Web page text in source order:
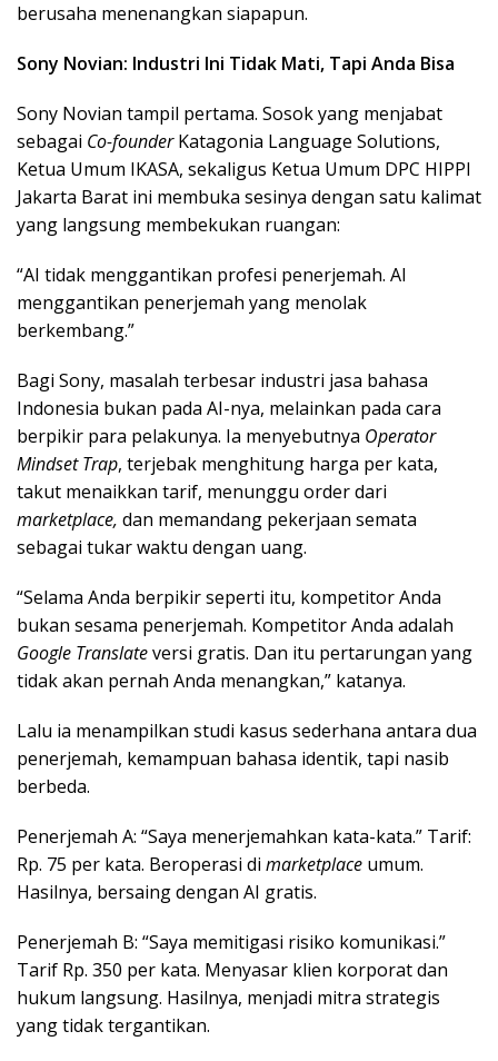
berusaha menenangkan siapapun.
Sony Novian: Industri Ini Tidak Mati, Tapi Anda Bisa
Sony Novian tampil pertama. Sosok yang menjabat
sebagai Co-founderKatagonia Language Solutions,
Ketua Umum IKASA, sekaligus Ketua Umum DPC HIPPI
Jakarta Barat ini membuka sesinya dengan satu kalimat
yang langsung membekukan ruangan:
“AI tidak menggantikan profesi penerjemah. AI
menggantikan penerjemah yang menolak
berkembang.”
Bagi Sony, masalah terbesar industri jasa bahasa
Indonesia bukan pada AI-nya, melainkan pada cara
berpikir para pelakunya. Ia menyebutnya Operator
Mindset Trap, terjebak menghitung harga per kata,
takut menaikkan tarif, menunggu order dari
marketplace, dan memandang pekerjaan semata
sebagai tukar waktu dengan uang.
“Selama Anda berpikir seperti itu, kompetitor Anda
bukan sesama penerjemah. Kompetitor Anda adalah
Google Translateversi gratis. Dan itu pertarungan yang
tidak akan pernah Anda menangkan,” katanya.
Lalu ia menampilkan studi kasus sederhana antara dua
penerjemah, kemampuan bahasa identik, tapi nasib
berbeda.
Penerjemah A: “Saya menerjemahkan kata-kata.” Tarif:
Rp. 75 per kata. Beroperasi di marketplace umum.
Hasilnya, bersaing dengan AI gratis.
Penerjemah B: “Saya memitigasi risiko komunikasi.”
Tarif Rp. 350 per kata. Menyasar klien korporat dan
hukum langsung. Hasilnya, menjadi mitra strategis
yang tidak tergantikan.